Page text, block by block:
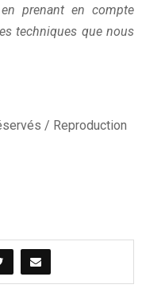
prenant en compte
techniques que nous
/ Reproduction